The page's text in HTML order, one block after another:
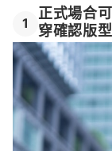
1
正式場合
穿確認版型